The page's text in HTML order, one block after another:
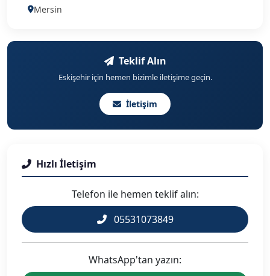
Mersin
Teklif Alın
Eskişehir için hemen bizimle iletişime geçin.
İletişim
Hızlı İletişim
Telefon ile hemen teklif alın:
05531073849
WhatsApp'tan yazın: